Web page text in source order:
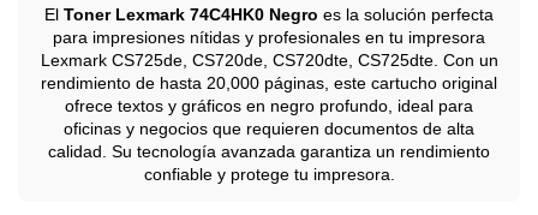
El Toner Lexmark 74C4HK0 Negro es la solución perfecta
para impresiones nítidas y profesionales en tu impresora
Lexmark CS725de, CS720de, CS720dte, CS725dte. Con un
rendimiento de hasta 20,000 páginas, este cartucho original
ofrece textos y gráficos en negro profundo, ideal para
oficinas y negocios que requieren documentos de alta
calidad. Su tecnología avanzada garantiza un rendimiento
confiable y protege tu impresora.